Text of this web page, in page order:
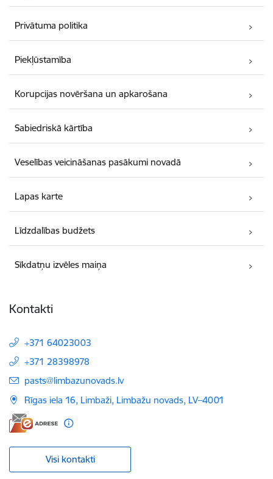
Privātuma politika
Piekļūstamība
Korupcijas novēršana un apkarošana
Sabiedriskā kārtība
Veselības veicināšanas pasākumi novadā
Lapas karte
Līdzdalības budžets
Sīkdatņu izvēles maiņa
Kontakti
+371 64023003
+371 28398978
E-pasts:
pasts@limbazunovads.lv
Rīgas iela 16, Limbaži, Limbažu novads, LV–4001
Visi kontakti